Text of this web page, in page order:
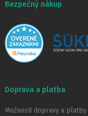
Bezpečný nákup
Doprava a platba
Možnosti dopravy a platby